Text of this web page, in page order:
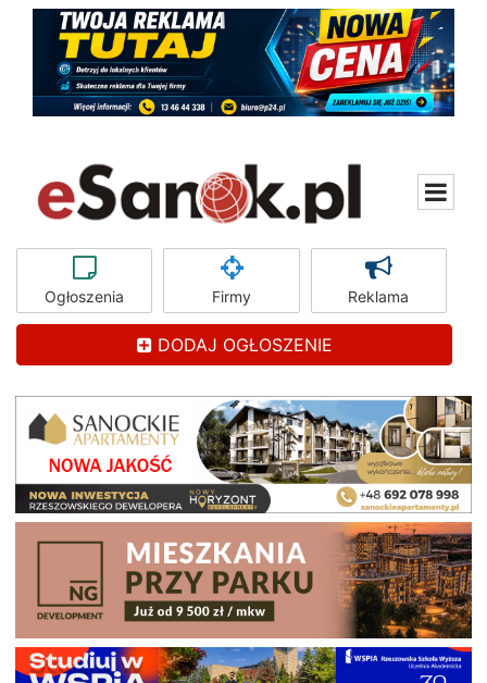
Ogłoszenia Firmy Reklama
DODAJ OGŁOSZENIE